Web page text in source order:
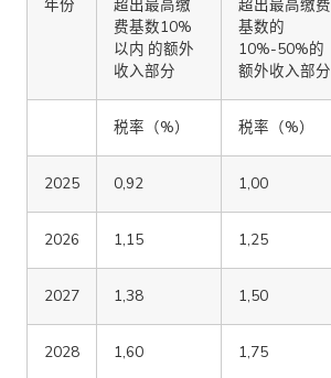
年份
超出最高缴
费基数10%
以内 的额外
收入部分
超出最高缴费
基数的
10%-50%的
额外收入部分
税率（%） 税率（%）
2025 0,92 1,00
2026 1,15 1,25
2027 1,38 1,50
2028 1,60 1,75